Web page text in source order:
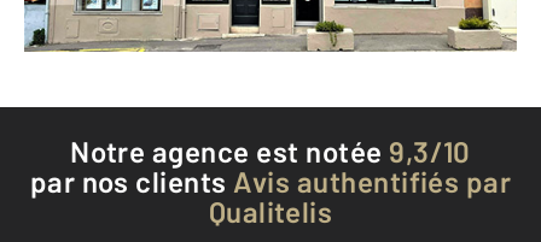
Téléphoner à l'agence
Notre agence est notée 9,3/10
par nos clients Avis authentifiés par
Qualitelis